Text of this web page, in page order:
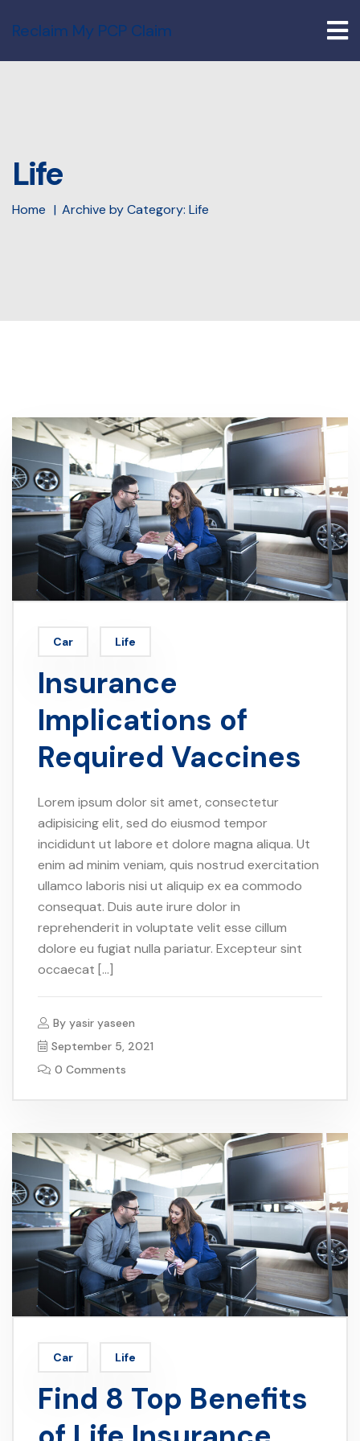
Reclaim My PCP Claim
Life
Home Archive by Category: Life
Car Life
Insurance
Implications of
Required Vaccines
Lorem ipsum dolor sit amet, consectetur
adipisicing elit, sed do eiusmod tempor
incididunt ut labore et dolore magna aliqua. Ut
enim ad minim veniam, quis nostrud exercitation
ullamco laboris nisi ut aliquip ex ea commodo
consequat. Duis aute irure dolor in
reprehenderit in voluptate velit esse cillum
dolore eu fugiat nulla pariatur. Excepteur sint
occaecat […]
By yasir yaseen
September 5, 2021
0 Comments
Car Life
Find 8 Top Benefits